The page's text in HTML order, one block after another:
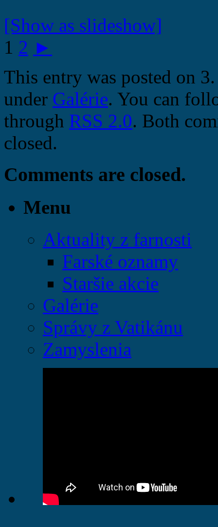
[Show as slideshow]
1 2 ►
This entry was posted on
under Galérie. You can
through RSS 2.0. Both
closed.
Comments are closed.
Menu
Aktuality z farnosti
Farské oznamy
Staršie akcie
Galérie
Správy z Vatikánu
Zamyslenia